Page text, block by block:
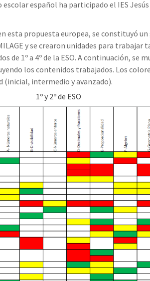
español ha participado el IES
esta propuesta europea, se constituyó
y se crearon unidades para trabajar
1º a 4º de la ESO. A continuación, se
los contenidos trabajados. Los
(inicial, intermedio y avanzado).
1º y 2º de ESO